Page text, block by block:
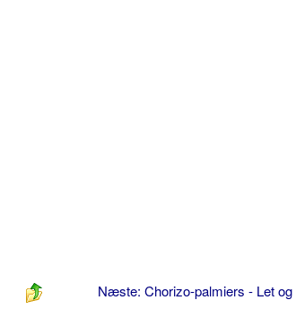
Næste: Chorizo-palmiers - Let